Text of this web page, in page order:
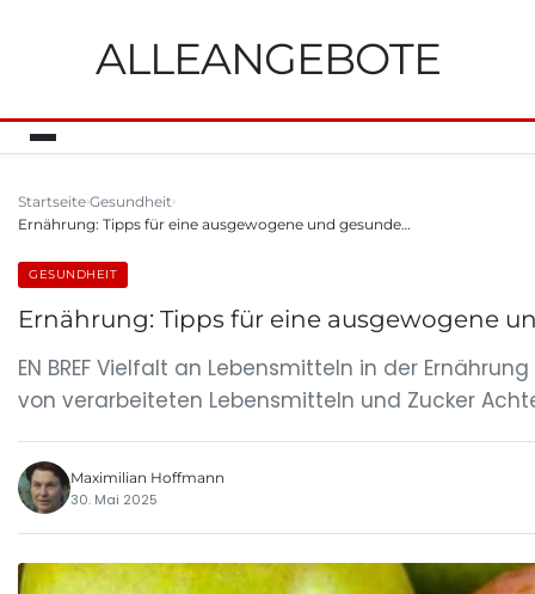
ALLEANGEBOTE
Startseite Gesundheit
Ernährung: Tipps für eine ausgewogene und gesunde…
GESUNDHEIT
Ernährung: Tipps für eine ausgewogene
EN BREF Vielfalt an Lebensmitteln in der
von verarbeiteten Lebensmitteln und Zucker
Maximilian Hoffmann
30. Mai 2025